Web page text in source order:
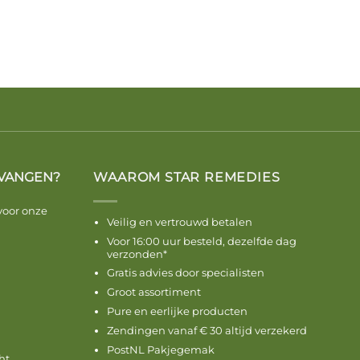
onze
WAAROM STAR REMEDIES
Veilig en vertrouwd betalen
Voor 16:00 uur besteld, dezelfde dag
verzonden*
Gratis advies door specialisten
Groot assortiment
Pure en eerlijke producten
Zendingen vanaf € 30 altijd verzekerd
PostNL Pakjegemak